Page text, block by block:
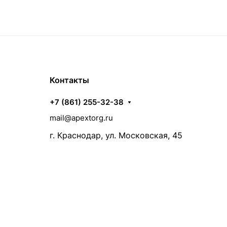
Контакты
+7 (861) 255-32-38
mail@apextorg.ru
г. Краснодар, ул. Московская, 45